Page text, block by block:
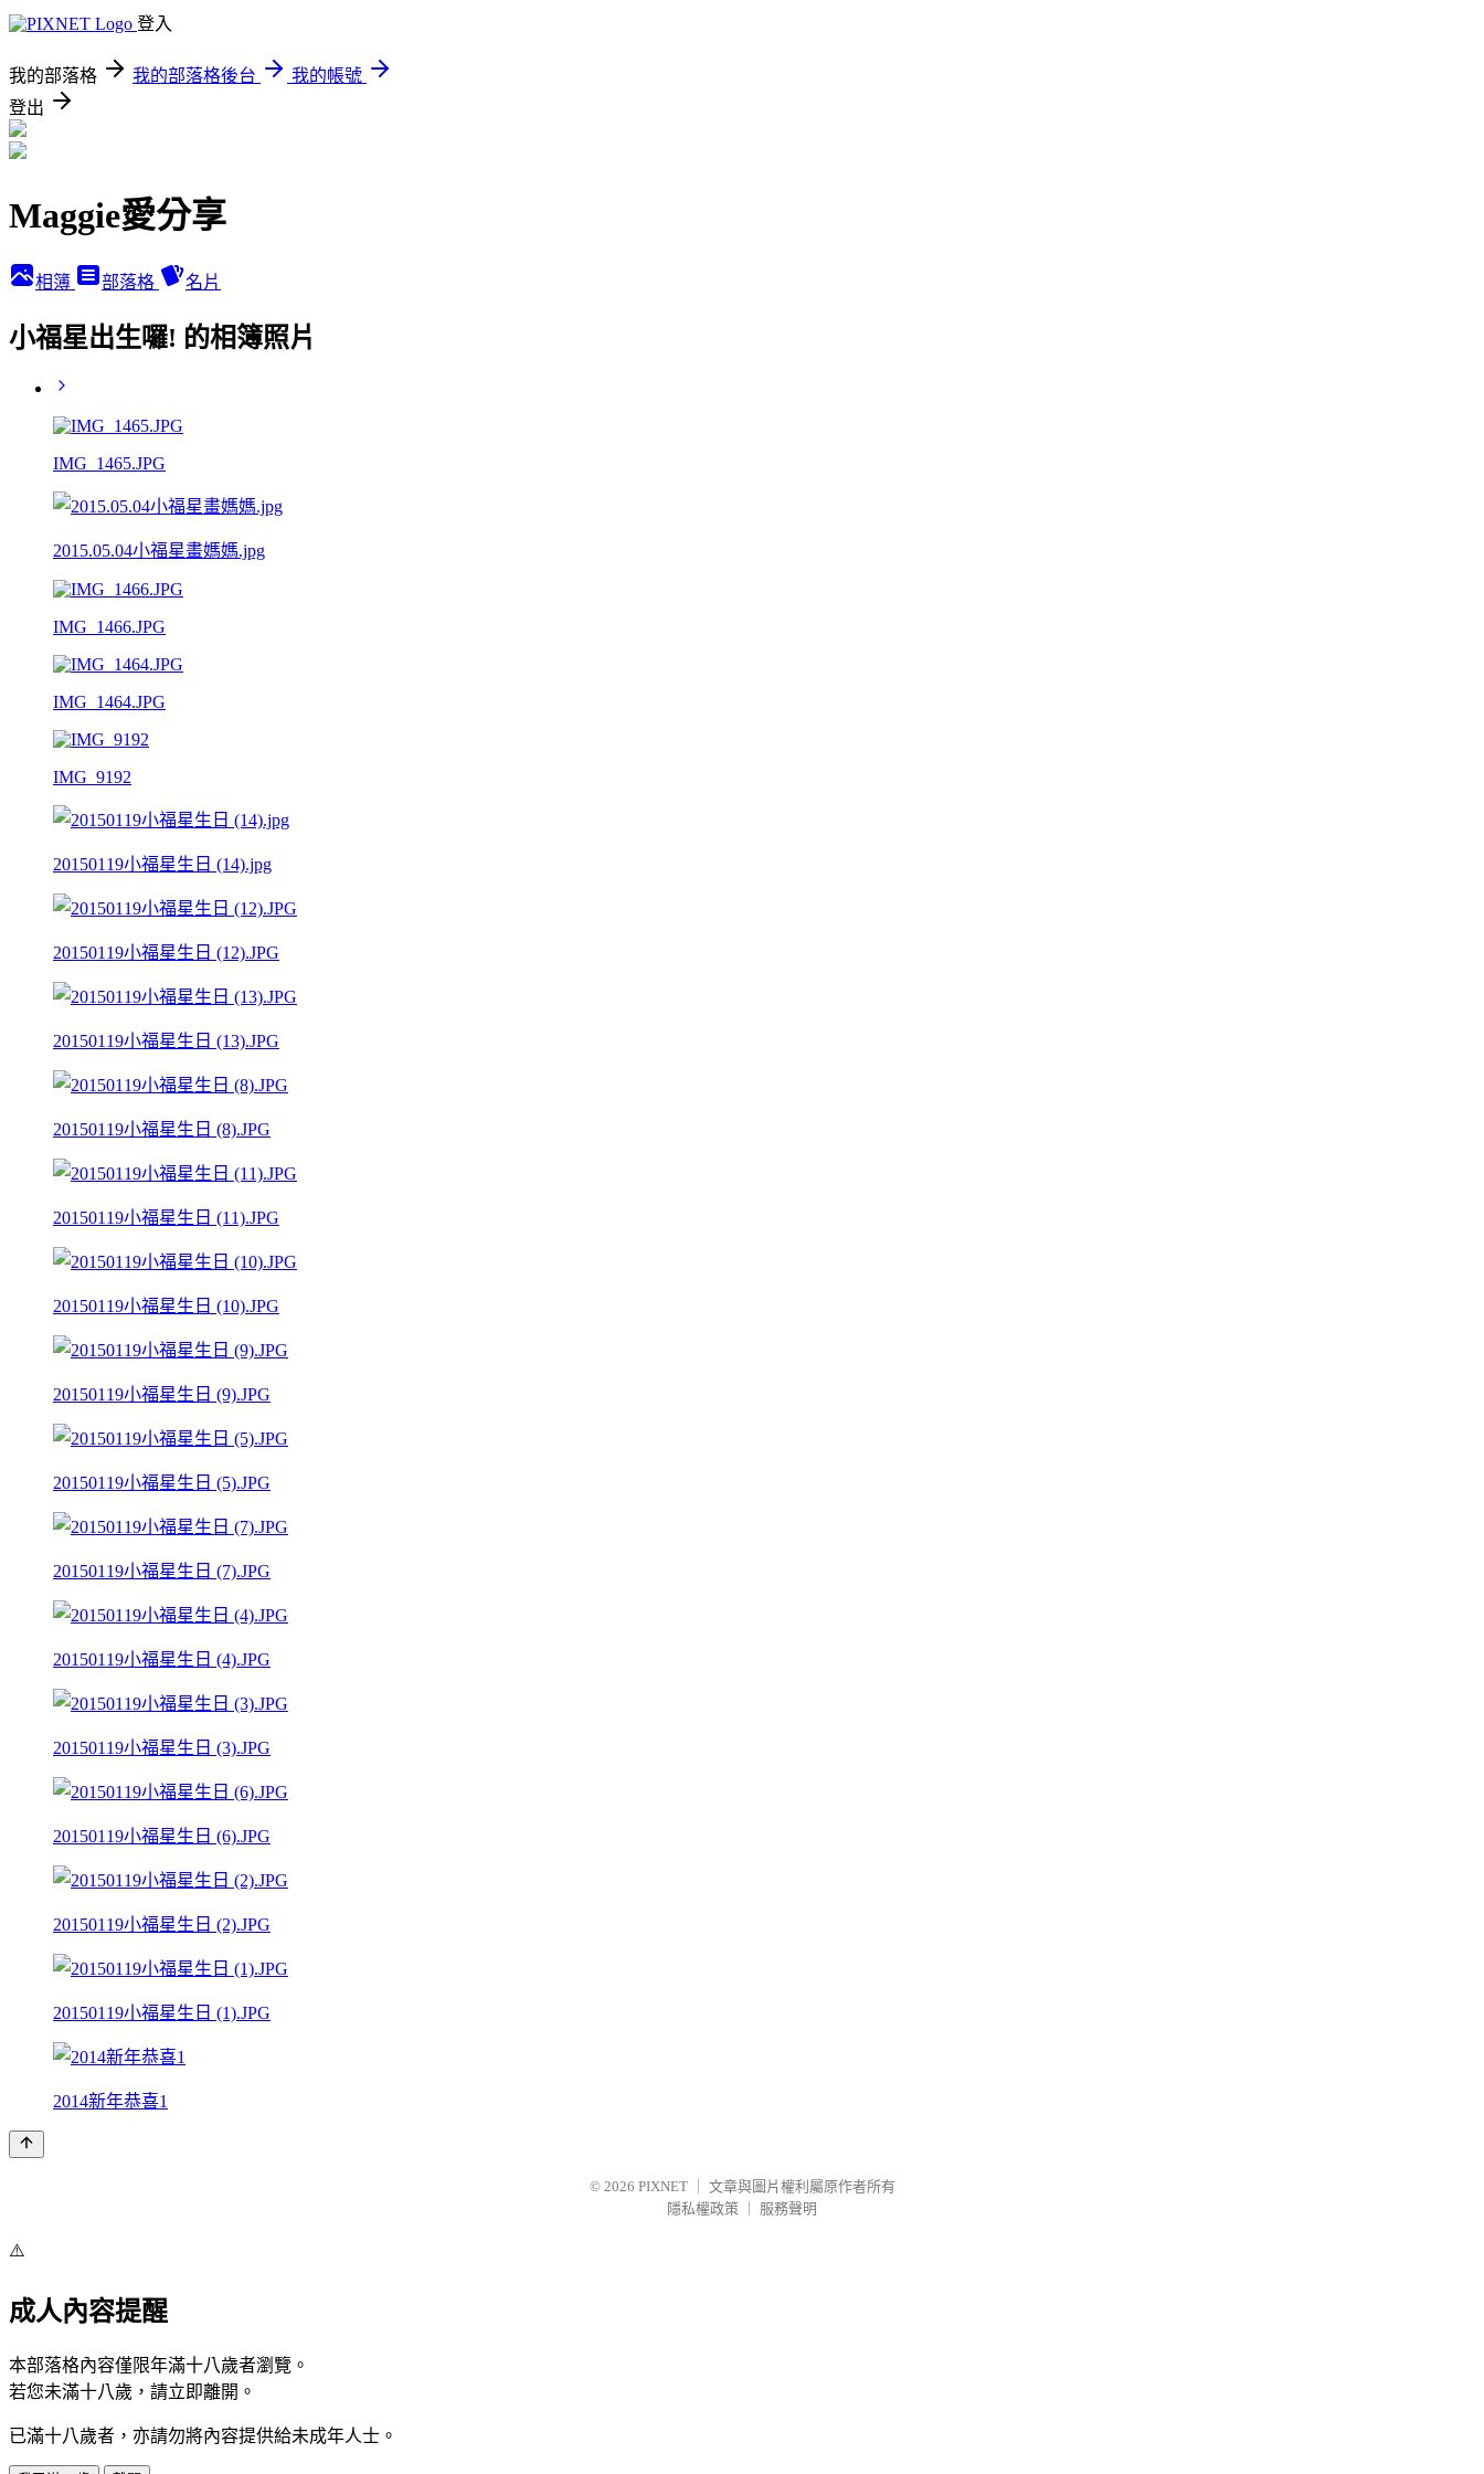
登入
我的部落格 我的部落格後台
我的帳號
登出
Maggie愛分享
相簿 部落格 名片
小福星出生囉! 的相簿照片
IMG_1465.JPG
2015.05.04小福星畫媽媽.jpg
IMG_1466.JPG
IMG_1464.JPG
IMG_9192
20150119小福星生日 (14).jpg
20150119小福星生日 (12).JPG
20150119小福星生日 (13).JPG
20150119小福星生日 (8).JPG
20150119小福星生日 (11).JPG
20150119小福星生日 (10).JPG
20150119小福星生日 (9).JPG
20150119小福星生日 (5).JPG
20150119小福星生日 (7).JPG
20150119小福星生日 (4).JPG
20150119小福星生日 (3).JPG
20150119小福星生日 (6).JPG
20150119小福星生日 (2).JPG
20150119小福星生日 (1).JPG
2014新年恭喜1
© 2026 PIXNET
文章與圖片權利屬原作者所有
隱私權政策
服務聲明
⚠️
成人內容提醒
本部落格內容僅限年滿十八歲者瀏覽。
若您未滿十八歲，請立即離開。
已滿十八歲者，亦請勿將內容提供給未成年人士。